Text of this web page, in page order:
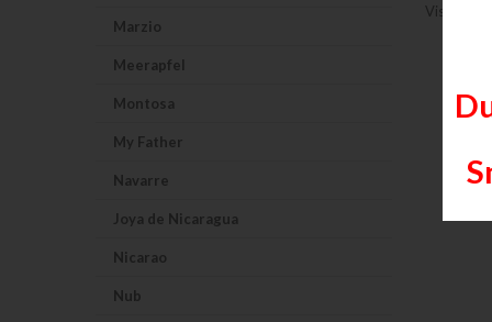
Marzio
Meerapfel
Montosa
My Father
Navarre
Joya de Nicaragua
Nicarao
Nub
Visar 1-9